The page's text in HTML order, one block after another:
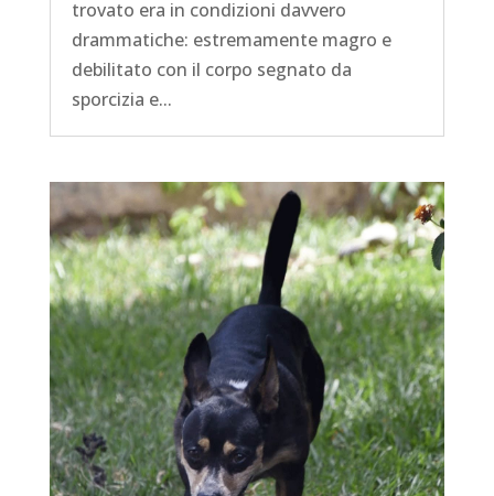
trovato era in condizioni davvero
drammatiche: estremamente magro e
debilitato con il corpo segnato da
sporcizia e...